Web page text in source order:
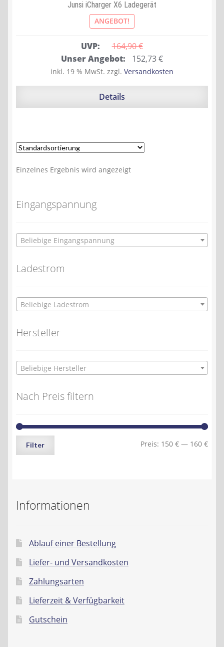
Junsi iCharger X6 Ladegerät
ANGEBOT!
UVP: 164,90 €
Ursprünglicher
Preis
war:
Unser Angebot: 152,73€Aktueller
Preis
ist:
inkl. 19 % MwSt. zzgl. Versandkosten
Details
Einzelnes Ergebnis wird angezeigt
Eingangspannung
Beliebige Eingangspannung
Ladestrom
Beliebige Ladestrom
Hersteller
Beliebige Hersteller
Nach Preis filtern
Min.
Max.
Filter Preis: 150 € — 160 €
Informationen
Ablauf einer Bestellung
Liefer- und Versandkosten
Zahlungsarten
Lieferzeit & Verfügbarkeit
Gutschein